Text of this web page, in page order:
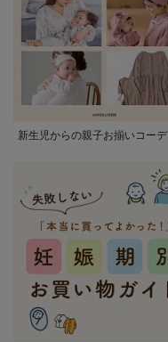
新生児からの親子お揃いコーデ